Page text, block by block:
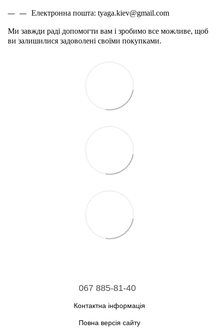
Електронна пошта: tyaga.kiev@gmail.com
Ми завжди раді допомогти вам і зробимо все можливе, щоб
ви залишилися задоволені своїми покупками.
067 885-81-40
Контактна інформація
Повна версія сайту